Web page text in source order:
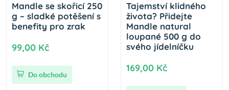
Mandle se skořicí 250
g – sladké potěšení s
benefity pro zrak
99,00 Kč
Do obchodu
Tajemství klidného
života? Přidejte
Mandle natural
loupané 500 g do
svého jídelníčku
169,00 Kč